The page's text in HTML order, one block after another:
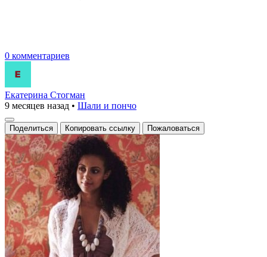
0 комментариев
Екатерина Стогман
9 месяцев назад • Шали и пончо
Поделиться Копировать ссылку Пожаловаться